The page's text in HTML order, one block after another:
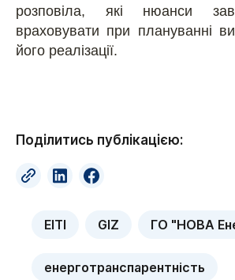
розповіла, які нюанси
враховувати при плануванні
його реалізації.
Поділитись публікацією:
EITI GIZ ГО "НОВА
енерготранспарентність